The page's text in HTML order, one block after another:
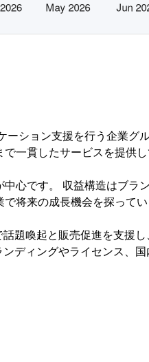
ション支援を行う企業グ
一貫したサービスを提供し
心です。 収益構造はブラ
将来の成長機会を探ってい
題喚起と販売促進を支援
ディングやライセンス、